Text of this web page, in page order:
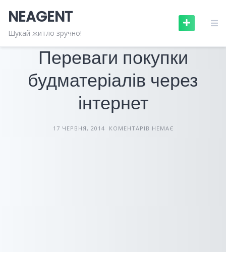
content
NEAGENT
Шукай житло зручно!БУДІВЕЛЬНІ МАТЕРІАЛИ
Переваги покупки
будматеріалів через
інтернет
17 ЧЕРВНЯ, 2014 КОМЕНТАРІВ НЕМАЄ